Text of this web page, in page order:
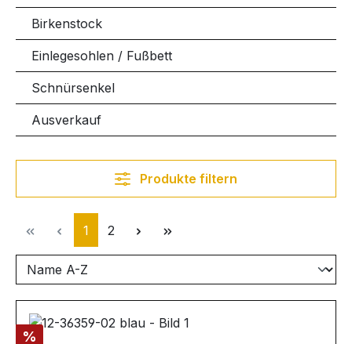
Birkenstock
Einlegesohlen / Fußbett
Schnürsenkel
Ausverkauf
Produkte filtern
Seite
1 Seite
2
Rabatt
%